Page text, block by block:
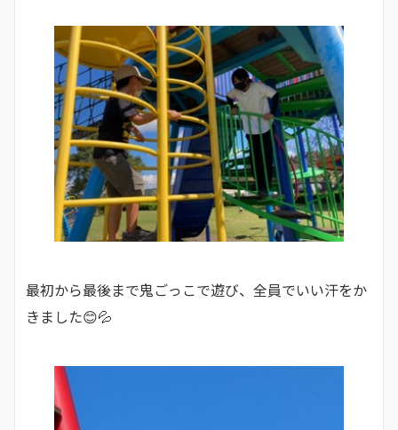
最初から最後まで鬼ごっこで遊び、全員でいい汗をか
きました😊💦